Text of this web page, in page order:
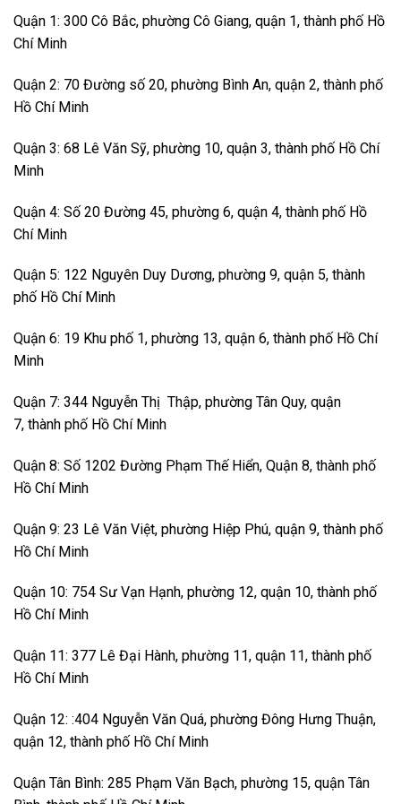
Quận 1: 300 Cô Bắc, phường Cô Giang, quận 1, thành phố Hồ
Chí Minh
Quận 2: 70 Đường số 20, phường Bình An, quận 2, thành phố
Hồ Chí Minh
Quận 3: 68 Lê Văn Sỹ, phường 10, quận 3, thành phố Hồ Chí
Minh
Quận 4: Số 20 Đường 45, phường 6, quận 4, thành phố Hồ
Chí Minh
Quận 5: 122 Nguyên Duy Dương, phường 9, quận 5, thành
phố Hồ Chí Minh
Quận 6: 19 Khu phố 1, phường 13, quận 6, thành phố Hồ Chí
Minh
Quận 7: 344 Nguyễn Thị Thập, phường Tân Quy, quận
7, thành phố Hồ Chí Minh
Quận 8: Số 1202 Đường Phạm Thế Hiển, Quận 8, thành phố
Hồ Chí Minh
Quận 9: 23 Lê Văn Việt, phường Hiệp Phú, quận 9, thành phố
Hồ Chí Minh
Quận 10: 754 Sư Vạn Hạnh, phường 12, quận 10, thành phố
Hồ Chí Minh
Quận 11: 377 Lê Đại Hành, phường 11, quận 11, thành phố
Hồ Chí Minh
Quận 12: :404 Nguyễn Văn Quá, phường Đông Hưng Thuận,
quận 12, thành phố Hồ Chí Minh
Quận Tân Bình: 285 Phạm Văn Bạch, phường 15, quận Tân